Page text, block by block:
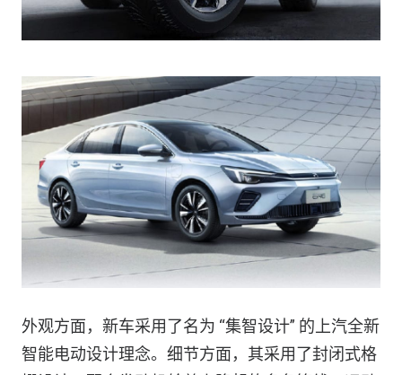
外观方面，新车采用了名为 “集智设计” 的上汽全新
智能电动设计理念。细节方面，其采用了封闭式格